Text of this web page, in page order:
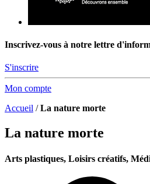
Inscrivez-vous à notre lettre
S'inscrire
Mon compte
Accueil /La nature morte
La nature morte
Arts plastiques, Loisirs créatifs,